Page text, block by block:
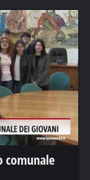
comunale